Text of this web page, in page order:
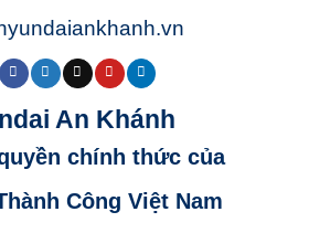
An Khánh
chính thức của
Công Việt Nam